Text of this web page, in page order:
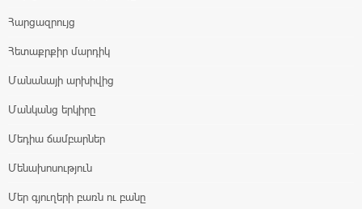
Հարցազրույց
Հետաքրքիր մարդիկ
Մանանայի արխիվից
Մանկանց երկիրը
Մեդիա ճամբարներ
Մենախոսություն
Մեր գյուղերի բառն ու բանը